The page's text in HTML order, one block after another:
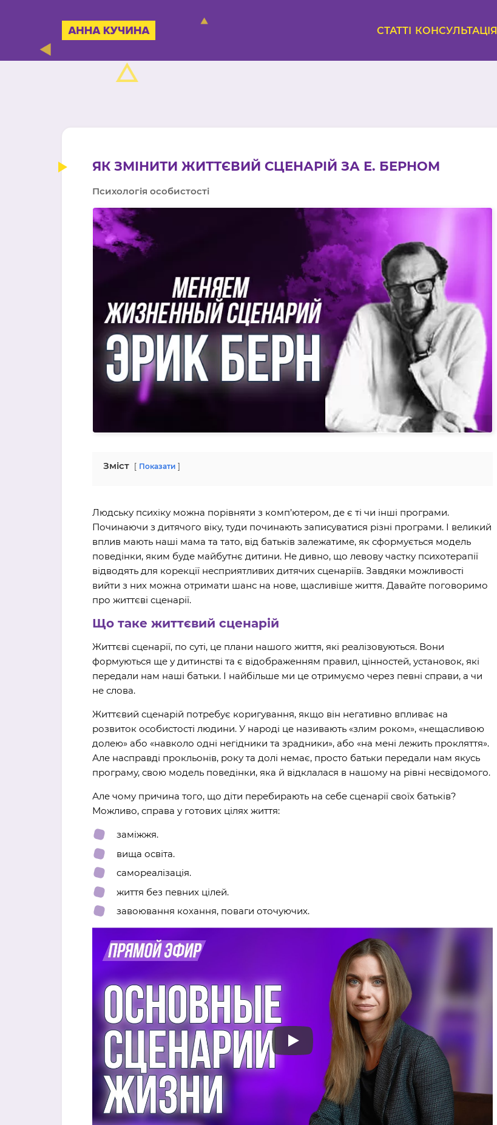
СТАТТІ КОНСУЛЬТАЦІЯ
ЯК ЗМІНИТИ ЖИТТЄВИЙ СЦЕНАРІЙ ЗА Е. БЕРНОМ
Психологія особистості
Зміст Показати
Людську психіку можна порівняти з комп’ютером, де є ті чи інші програми.
Починаючи з дитячого віку, туди починають записуватися різні програми. І великий
вплив мають наші мама та тато, від батьків залежатиме, як сформується модель
поведінки, яким буде майбутнє дитини. Не дивно, що левову частку психотерапії
відводять для корекції несприятливих дитячих сценаріїв. Завдяки можливості
вийти з них можна отримати шанс на нове, щасливіше життя. Давайте поговоримо
про життєві сценарії.
Що таке життєвий сценарій
Життєві сценарії, по суті, це плани нашого життя, які реалізовуються. Вони
формуються ще у дитинстві та є відображенням правил, цінностей, установок, які
передали нам наші батьки. І найбільше ми це отримуємо через певні справи, а чи
не слова.
Життєвий сценарій потребує коригування, якщо він негативно впливає на
розвиток особистості людини. У народі це називають «злим роком», «нещасливою
долею» або «навколо одні негідники та зрадники», або «на мені лежить прокляття».
Але насправді прокльонів, року та долі немає, просто батьки передали нам якусь
програму, свою модель поведінки, яка й відклалася в нашому на рівні несвідомого.
Але чому причина того, що діти перебирають на себе сценарії своїх батьків?
Можливо, справа у готових цілях життя:
заміжжя.
вища освіта.
самореалізація.
життя без певних цілей.
завоювання кохання, поваги оточуючих.